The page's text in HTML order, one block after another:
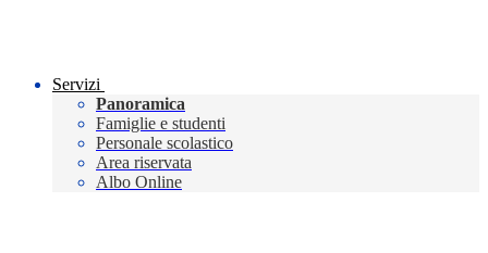
Servizi
Panoramica
Famiglie e studenti
Personale scolastico
Area riservata
Albo Online